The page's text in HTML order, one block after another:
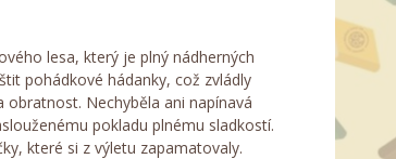
lesa, který je plný nádherných
pohádkové hádanky, což zvládly
obratnost. Nechyběla ani napínavá
pokladu plnému sladkostí.
které si z výletu zapamatovaly.